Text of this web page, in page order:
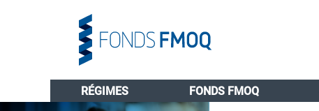
RÉGIMES FONDS FMOQ